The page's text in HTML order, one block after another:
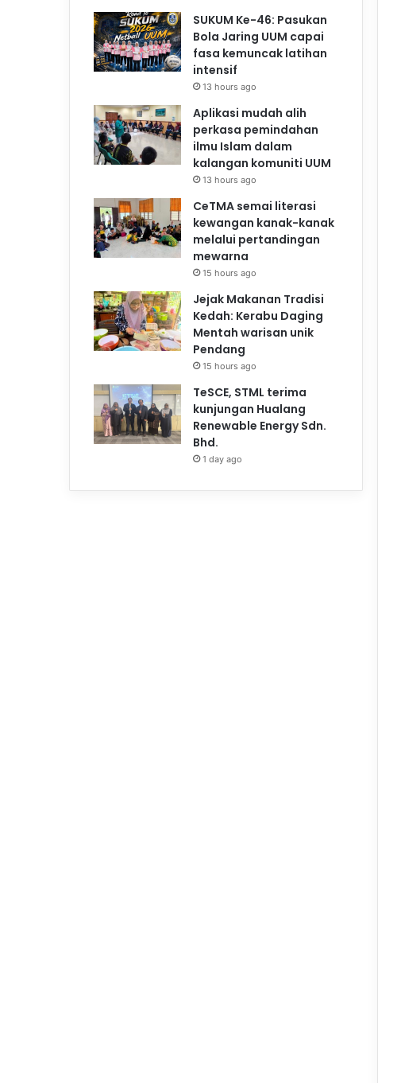
SUKUM Ke-46: Pasukan
Bola Jaring UUM capai
fasa kemuncak latihan
intensif
13 hours ago
Aplikasi mudah alih
perkasa pemindahan
ilmu Islam dalam
kalangan komuniti UUM
13 hours ago
CeTMA semai literasi
kewangan kanak-kanak
melalui pertandingan
mewarna
15 hours ago
Jejak Makanan Tradisi
Kedah: Kerabu Daging
Mentah warisan unik
Pendang
15 hours ago
TeSCE, STML terima
kunjungan Hualang
Renewable Energy Sdn.
Bhd.
1 day ago